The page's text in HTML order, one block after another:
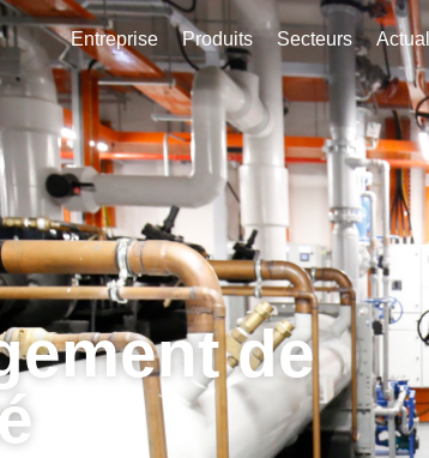
Entreprise Produits Secteurs
de